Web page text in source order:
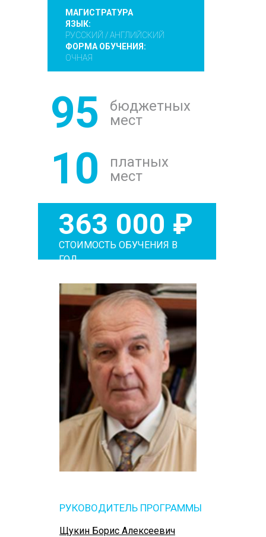
МАГИСТРАТУРА
ЯЗЫК:
РУССКИЙ / АНГЛИЙСКИЙ
ФОРМА ОБУЧЕНИЯ:
ОЧНАЯ
95
бюджетных
мест
10
платных
мест
363 000 ₽
СТОИМОСТЬ ОБУЧЕНИЯ В
ГОД
РУКОВОДИТЕЛЬ ПРОГРАММЫ
Щукин Борис Алексеевич